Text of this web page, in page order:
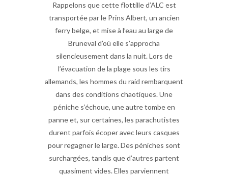
Rappelons que cette flottille d’ALC est
transportée par le Prins Albert, un ancien
ferry belge, et mise à l’eau au large de
Bruneval d’où elle s’approcha
silencieusement dans la nuit. Lors de
l’évacuation de la plage sous les tirs
allemands, les hommes du raid rembarquent
dans des conditions chaotiques. Une
péniche s’échoue, une autre tombe en
panne et, sur certaines, les parachutistes
durent parfois écoper avec leurs casques
pour regagner le large. Des péniches sont
surchargées, tandis que d’autres partent
quasiment vides. Elles parviennent